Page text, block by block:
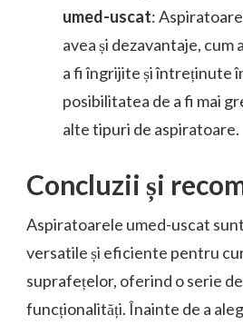
umed-uscat:
avea și dezavantaje,
a fi îngrijite și întreținute
posibilitatea de a fi mai
alte tipuri de aspiratoare.
Concluzii și
Aspiratoarele umed-uscat
versatile și eficiente pentru
suprafețelor, oferind o serie
funcționalități. Înainte de a